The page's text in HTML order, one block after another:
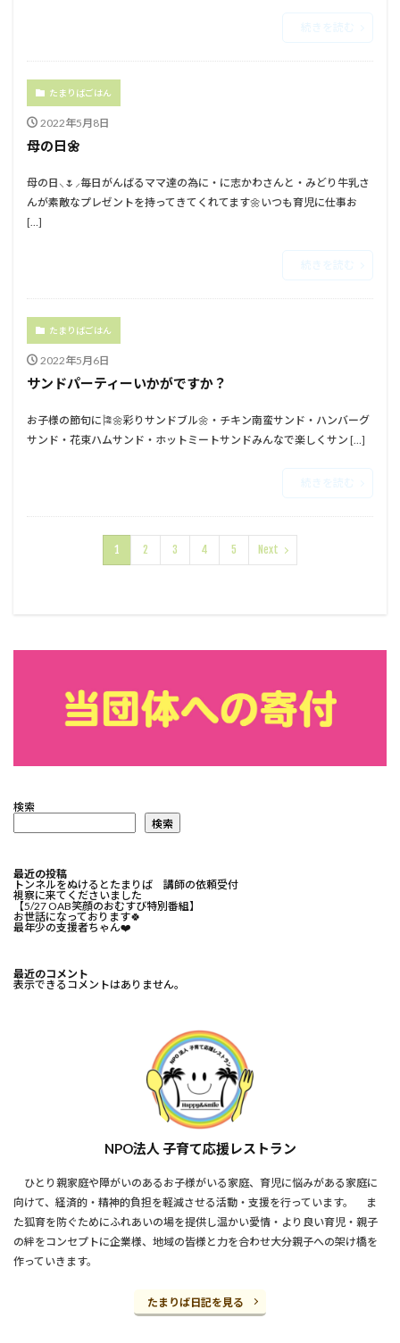
たまりばごはん
2022年5月8日
母の日🌼
母の日⸜🌷︎⸝‍⁡毎日がんばるママ達の為に⁡⁡・に志かわさんと⁡⁡・みどり牛乳さ
んが⁡⁡素敵なプレゼントを持ってきてくれてます🌼⁡⁡⁡⁡いつも育児に仕事お
[…]
たまりばごはん
2022年5月6日
サンドパーティーいかがですか？
お子様の節句に🎏⁡⁡🌼彩りサンドブル🌼⁡⁡・チキン南蛮サンド⁡⁡・ハンバーグ
サンド⁡⁡・花束ハムサンド⁡⁡・ホットミートサンド⁡⁡⁡⁡みんなで楽しくサン […]
1 2 3 4 5 Next
検索
検索
最近の投稿
トンネルをぬけるとたまりば 講師の依頼受付
視察に来てくださいました
【5/27 OAB笑顔のおむすび特別番組】
お世話になっております🍀⁡
最年少の支援者ちゃん❤️⁡
最近のコメント
表示できるコメントはありません。
NPO法人 子育て応援レストラン
ひとり親家庭や障がいのあるお子様がいる家庭、育児に悩みがある家庭に
向けて、経済的・精神的負担を軽減させる活動・支援を行っています。 ま
た狐育を防ぐためにふれあいの場を提供し温かい愛情・より良い育児・親子
の絆をコンセプトに企業様、地域の皆様と力を合わせ大分親子への架け橋を
作っていきます。
たまりば日記を見る